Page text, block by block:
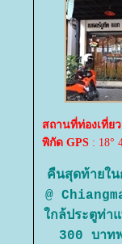
สถานที่ท่องเที่ยว
พิกัด GPS : 18°
คืนสุดท้ายใ
@
กล้ประตูท่า
300 บาท